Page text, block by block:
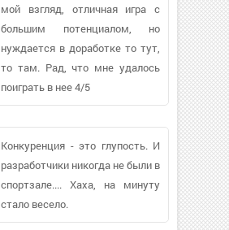
мой взгляд, отличная игра с
большим потенциалом, но
нуждается в доработке то тут,
то там. Рад, что мне удалось
поиграть в нее 4/5
Конкуренция - это глупость. И
разработчики никогда не были в
спортзале.... Хаха, на минуту
стало весело.